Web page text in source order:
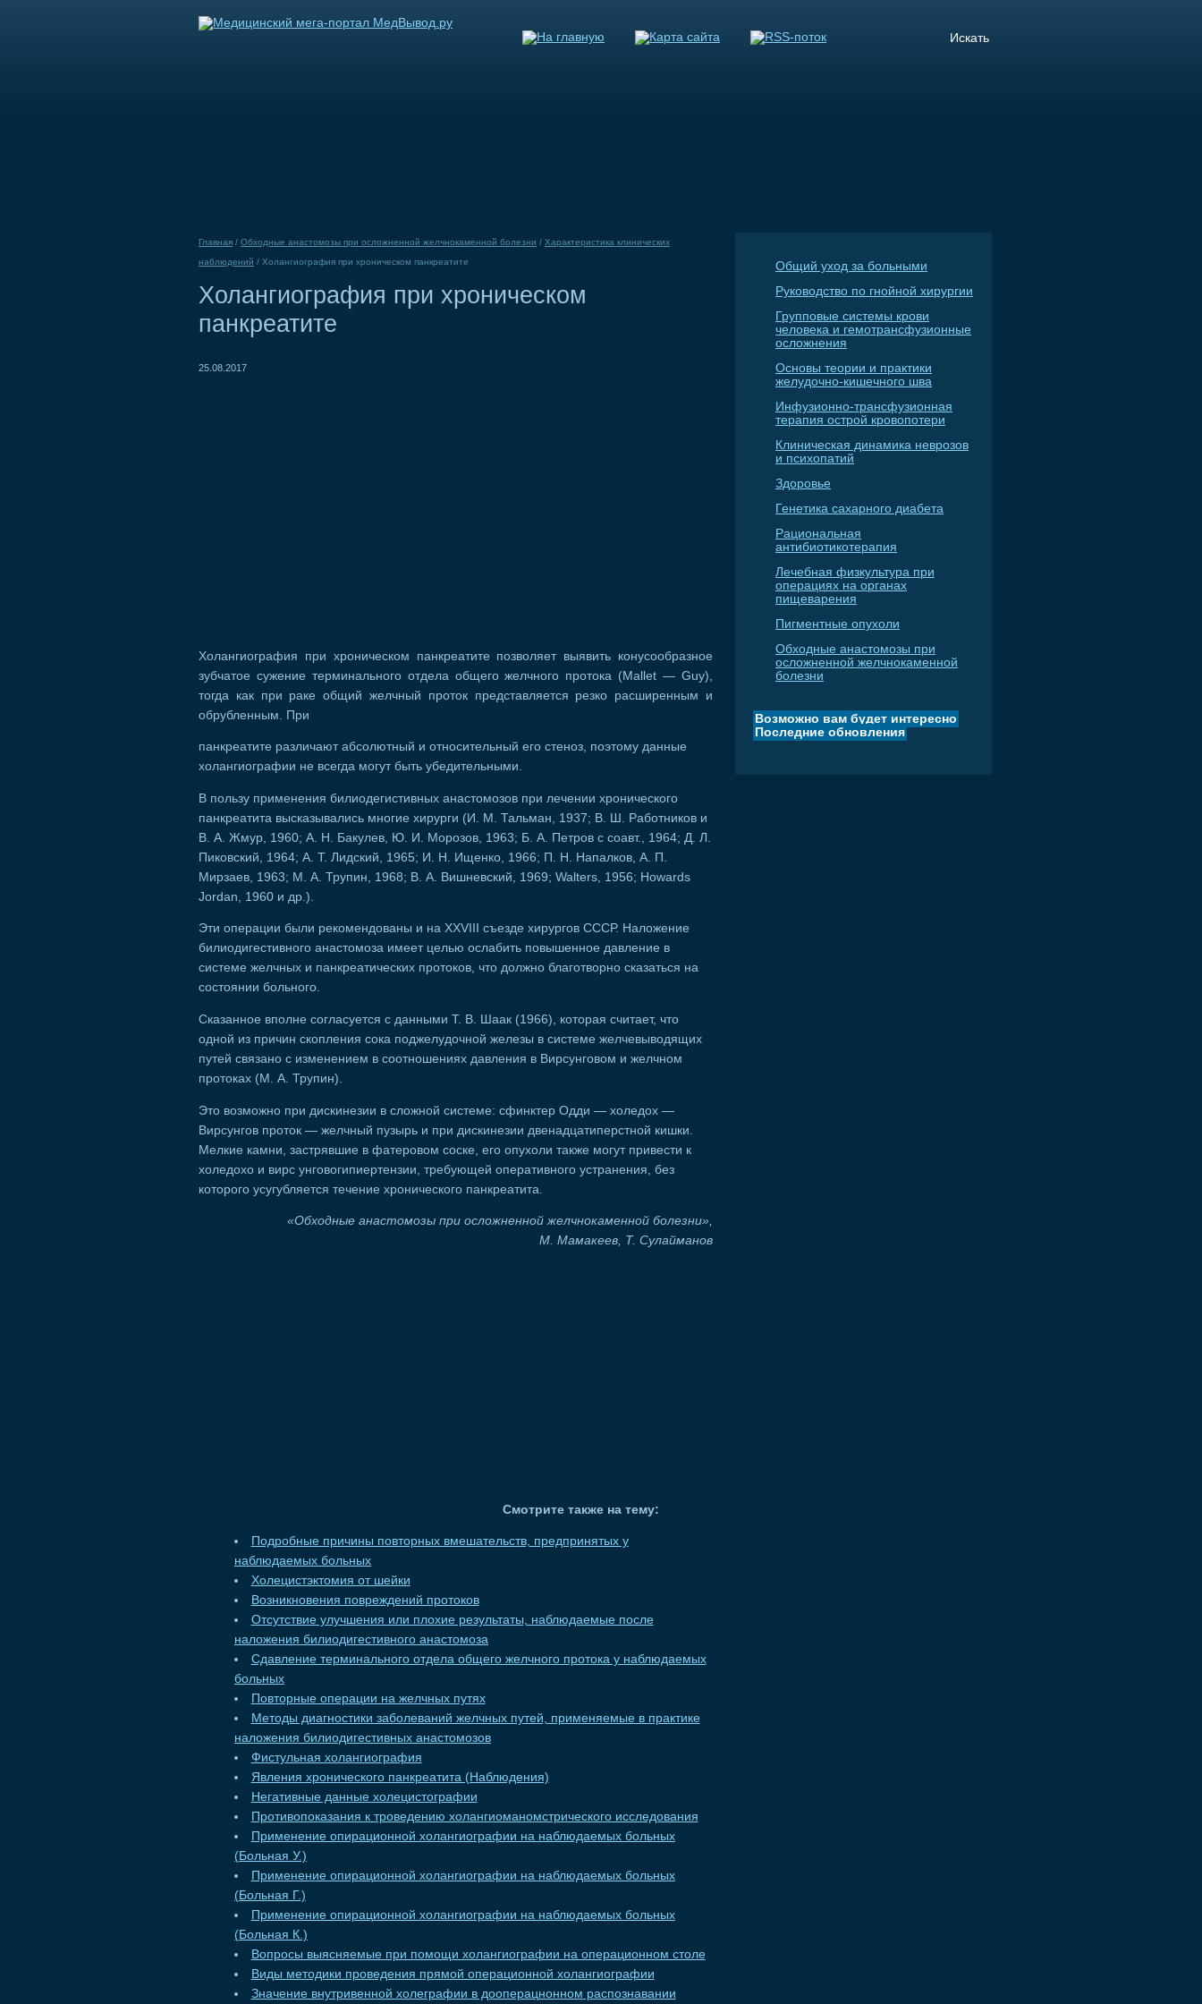
Главная / Обходные анастомозы при осложненной желчнокаменной болезни / Характеристика клинических
наблюдений / Холангиография при хроническом панкреатите
Холангиография при хроническом
панкреатите
25.08.2017
Холангиография при хроническом панкреатите позволяет выявить конусообразное
зубчатое сужение терминального отдела общего желчного протока (Mallet — Guy),
тогда как при раке общий желчный проток представляется резко расширенным и
обрубленным. При
панкреатите различают абсолютный и относительный его стеноз, поэтому данные
холангиографии не всегда могут быть убедительными.
В пользу применения билиодегистивных анастомозов при лечении хронического
панкреатита высказывались многие хирурги (И. М. Тальман, 1937; В. Ш. Работников и
В. А. Жмур, 1960; А. Н. Бакулев, Ю. И. Морозов, 1963; Б. А. Петров с соавт., 1964; Д. Л.
Пиковский, 1964; А. Т. Лидский, 1965; И. Н. Ищенко, 1966; П. Н. Напалков, А. П.
Мирзаев, 1963; М. А. Трупин, 1968; В. А. Вишневский, 1969; Walters, 1956; Howards
Jordan, 1960 и др.).
Эти операции были рекомендованы и на XXVIII съезде хирургов СССР. Наложение
билиодигестивного анастомоза имеет целью ослабить повышенное давление в
системе желчных и панкреатических протоков, что должно благотворно сказаться на
состоянии больного.
Сказанное вполне согласуется с данными Т. В. Шаак (1966), которая считает, что
одной из причин скопления сока поджелудочной железы в системе желчевыводящих
путей связано с изменением в соотношениях давления в Вирсунговом и желчном
протоках (М. А. Трупин).
Это возможно при дискинезии в сложной системе: сфинктер Одди — холедох —
Вирсунгов проток — желчный пузырь и при дискинезии двенадцатиперстной кишки.
Мелкие камни, застрявшие в фатеровом соске, его опухоли также могут привести к
холедохо и вирс унговогипиертензии, требующей оперативного устранения, без
которого усугубляется течение хронического панкреатита.
«Обходные анастомозы при осложненной желчнокаменной болезни»,
М. Мамакеев, Т. Сулайманов
Смотрите также на тему:
Подробные причины повторных вмешательств, предпринятых у
наблюдаемых больных
Холецистэктомия от шейки
Возникновения повреждений протоков
Отсутствие улучшения или плохие результаты, наблюдаемые после
наложения билиодигестивного анастомоза
Сдавление терминального отдела общего желчного протока у наблюдаемых
больных
Повторные операции на желчных путях
Методы диагностики заболеваний желчных путей, применяемые в практике
наложения билиодигестивных анастомозов
Фистульная холангиография
Явления хронического панкреатита (Наблюдения)
Негативные данные холецистографии
Противопоказания к троведению холангиоманомстрического исследования
Применение опирационной холангиографии на наблюдаемых больных
(Больная У.)
Применение опирационной холангиографии на наблюдаемых больных
(Больная Г.)
Применение опирационной холангиографии на наблюдаемых больных
(Больная К.)
Вопросы выясняемые при помощи холангиографии на операционном столе
Виды методики проведения прямой операционной холангиографии
Значение внутривенной холеграфии в дооперацнонном распознавании
Общий уход за больными
Руководство по гнойной хирургии
Групповые системы крови
человека и гемотрансфузионные
осложнения
Основы теории и практики
желудочно-кишечного шва
Инфузионно-трансфузионная
терапия острой кровопотери
Клиническая динамика неврозов
и психопатий
Здоровье
Генетика сахарного диабета
Рациональная
антибиотикотерапия
Лечебная физкультура при
операциях на органах
пищеварения
Пигментные опухоли
Обходные анастомозы при
осложненной желчнокаменной
болезни
Возможно вам будет интересно
Последние обновления